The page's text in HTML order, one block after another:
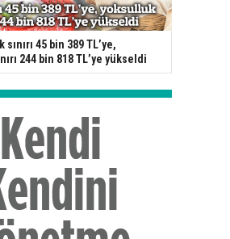
sınırı 45 bin 389 TL’ye,
244 bin 818 TL’ye yükseldi